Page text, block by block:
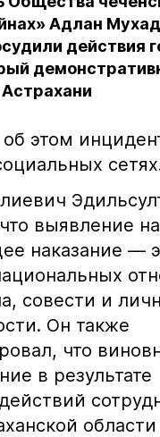
Адлан
действия
этом
выявление
наказание —
совести и
Он также
что
в результате
области